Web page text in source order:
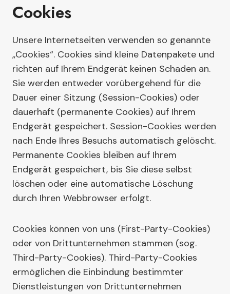
Cookies
Unsere Internetseiten verwenden so genannte
„Cookies“. Cookies sind kleine Datenpakete und
richten auf Ihrem Endgerät keinen Schaden an.
Sie werden entweder vorübergehend für die
Dauer einer Sitzung (Session-Cookies) oder
dauerhaft (permanente Cookies) auf Ihrem
Endgerät gespeichert. Session-Cookies werden
nach Ende Ihres Besuchs automatisch gelöscht.
Permanente Cookies bleiben auf Ihrem
Endgerät gespeichert, bis Sie diese selbst
löschen oder eine automatische Löschung
durch Ihren Webbrowser erfolgt.
Cookies können von uns (First-Party-Cookies)
oder von Drittunternehmen stammen (sog.
Third-Party-Cookies). Third-Party-Cookies
ermöglichen die Einbindung bestimmter
Dienstleistungen von Drittunternehmen